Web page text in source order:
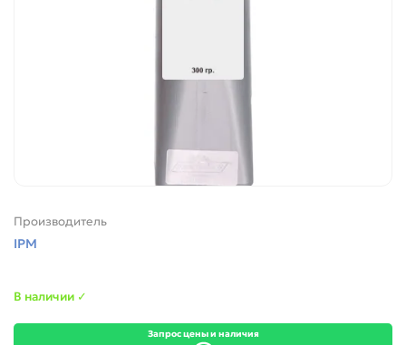
Производитель
IPM
В наличии ✓
Запрос цены и наличия